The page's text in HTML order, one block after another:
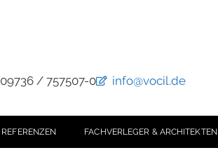
09736 / 757507-0 info@vocil.de
REFERENZEN FACHVERLEGER & ARCHITEKTEN